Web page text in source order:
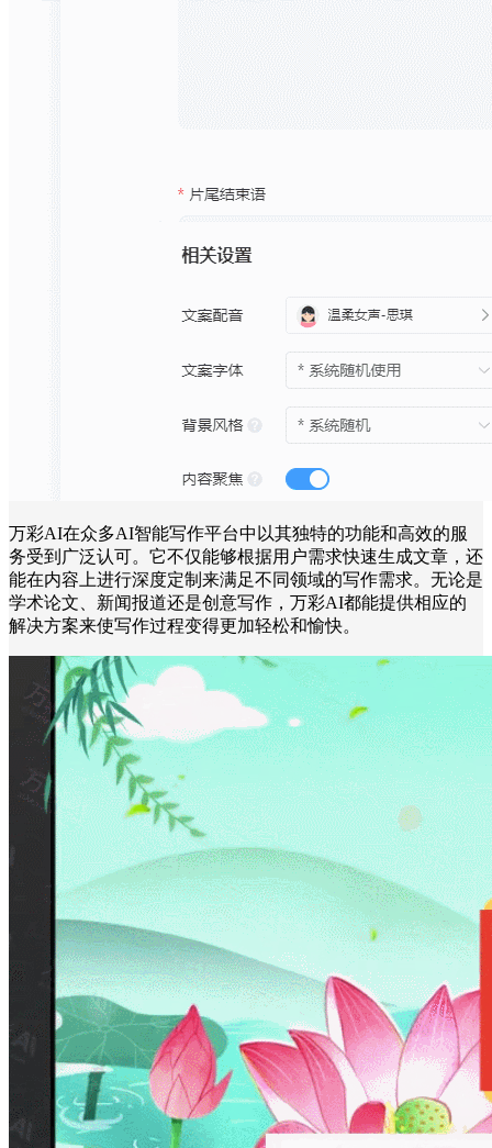
万彩AI在众多AI智能写作平台中以其独特的功能和高效的服
务受到广泛认可。它不仅能够根据用户需求快速生成文章，还
能在内容上进行深度定制来满足不同领域的写作需求。无论是
学术论文、新闻报道还是创意写作，万彩AI都能提供相应的
解决方案来使写作过程变得更加轻松和愉快。